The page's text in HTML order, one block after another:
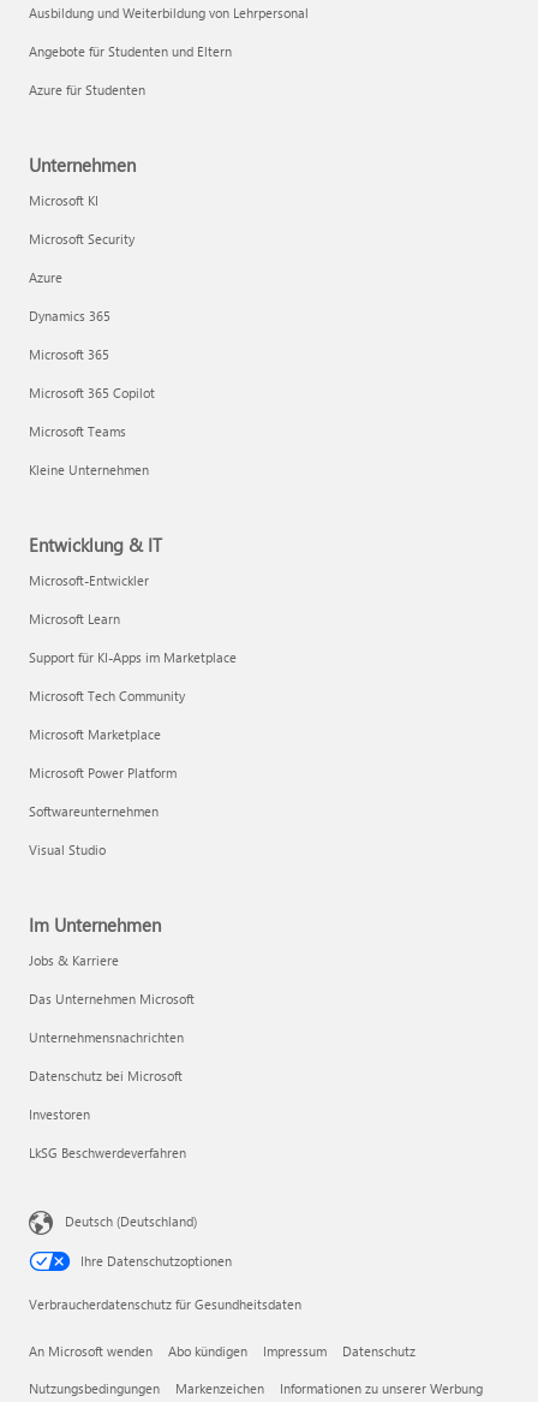
Ausbildung und Weiterbildung von Lehrpersonal
Angebote für Studenten und Eltern
Azure für Studenten
Unternehmen
Microsoft KI
Microsoft Security
Azure
Dynamics 365
Microsoft 365
Microsoft 365 Copilot
Microsoft Teams
Kleine Unternehmen
Entwicklung & IT
Microsoft-Entwickler
Microsoft Learn
Support für KI-Apps im Marketplace
Microsoft Tech Community
Microsoft Marketplace
Microsoft Power Platform
Softwareunternehmen
Visual Studio
Im Unternehmen
Jobs & Karriere
Das Unternehmen Microsoft
Unternehmensnachrichten
Datenschutz bei Microsoft
Investoren
LkSG Beschwerdeverfahren
Deutsch (Deutschland)
Ihre Datenschutzoptionen
Verbraucherdatenschutz für Gesundheitsdaten
An Microsoft wenden Abo kündigen Impressum Datenschutz
Nutzungsbedingungen Markenzeichen Informationen zu unserer Werbung